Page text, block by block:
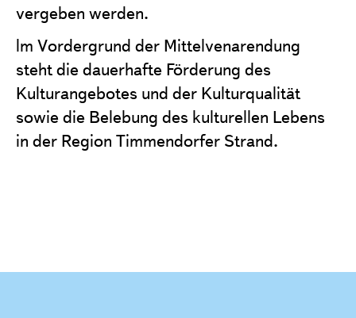
vergeben werden.
lm Vordergrund der Mittelvenarendung
steht die dauerhafte Förderung des
Kulturangebotes und der Kulturqualität
sowie die Belebung des kulturellen Lebens
in der Region Timmendorfer Strand.